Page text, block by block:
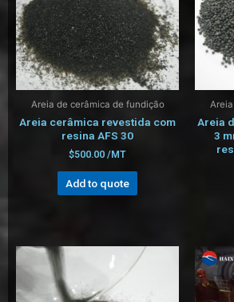
Areia de cerâmica de fundição
Areia cerâmica revestida com
resina AFS 30
$500.00 /MT
Add to quote
Areia
3